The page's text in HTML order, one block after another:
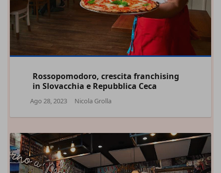
Rossopomodoro, crescita franchising
in Slovacchia e Repubblica Ceca
Ago 28, 2023 Nicola Grolla